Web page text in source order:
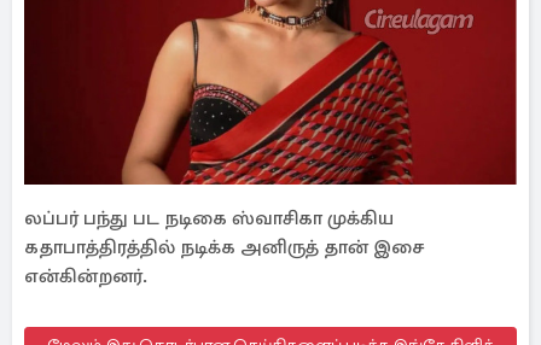
லப்பர் பந்து பட நடிகை ஸ்வாசிகா முக்கிய
கதாபாத்திரத்தில் நடிக்க அனிருத் தான் இசை
என்கின்றனர்.